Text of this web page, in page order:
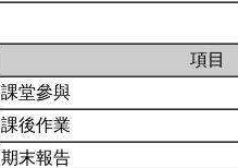
項目
課堂參與
課後作業
期末報告